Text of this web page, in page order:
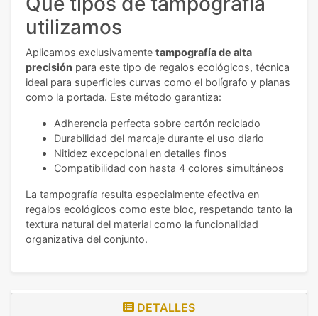
utilizamos
Aplicamos exclusivamente tampografía de alta
precisión para este tipo de regalos ecológicos, técnica
ideal para superficies curvas como el bolígrafo y planas
como la portada. Este método garantiza:
Adherencia perfecta sobre cartón reciclado
Durabilidad del marcaje durante el uso diario
Nitidez excepcional en detalles finos
Compatibilidad con hasta 4 colores simultáneos
La tampografía resulta especialmente efectiva en
regalos ecológicos como este bloc, respetando tanto la
textura natural del material como la funcionalidad
organizativa del conjunto.
DETALLES